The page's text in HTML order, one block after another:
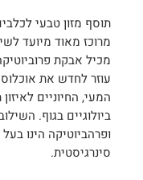
תוסף מזון טבעי
מרוכז מאוד מיועד
מכיל אבקת
עוזר לחדש את
המעי, החיוניים
ביולוגיים בגוף.
ופרהביוטיקה הינו
סינרגיסטית.